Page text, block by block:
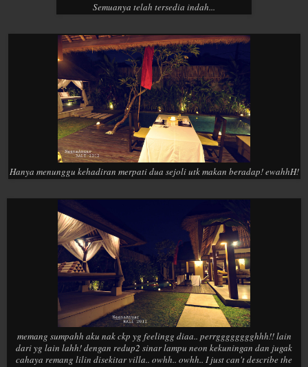
Semuanya telah tersedia indah...
Hanya menunggu kehadiran merpati dua sejoli utk makan beradap! ewahhH!
memang sumpahh aku nak ckp yg feelingg diaa.. perrgggggggghhh!! lain
dari yg lain lahh! dengan redup2 sinar lampu neon kekuningan dan jugak
cahaya remang lilin disekitar villa.. owhh.. owhh.. I just can't describe the